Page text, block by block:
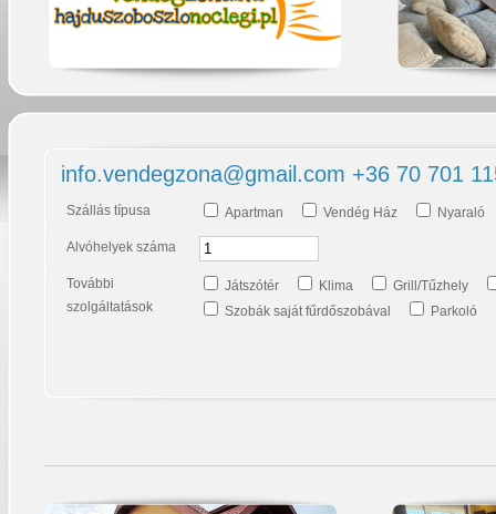
info.vendegzona@gmail.com +36 70 701
Szállás típusa Apartman Vendég Ház Nyaraló
Alvóhelyek száma
További
szolgáltatások
Játszótér Klima
Grill/Tűzhely
Szobák saját fűrdőszobával
Parkoló